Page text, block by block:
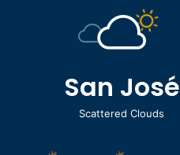
San José
Scattered Clouds